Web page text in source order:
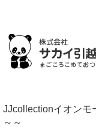
JJcollectionイオンモ
～～